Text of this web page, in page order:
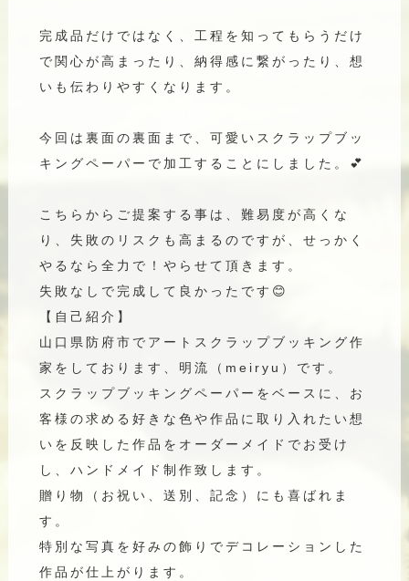
完成品だけではなく、工程を知ってもらうだけ
で関心が高まったり、納得感に繋がったり、想
いも伝わりやすくなります。
今回は裏面の裏面まで、可愛いスクラップブッ
キングペーパーで加工することにしました。💕
こちらからご提案する事は、難易度が高くな
り、失敗のリスクも高まるのですが、せっかく
やるなら全力で！やらせて頂きます。
失敗なしで完成して良かったです😊
【自己紹介】
山口県防府市でアートスクラップブッキング作
家をしております、明流（meiryu）です。
スクラップブッキングペーパーをベースに、お
客様の求める好きな色や作品に取り入れたい想
いを反映した作品をオーダーメイドでお受け
し、ハンドメイド制作致します。
贈り物（お祝い、送別、記念）にも喜ばれま
す。
特別な写真を好みの飾りでデコレーションした
作品が仕上がります。